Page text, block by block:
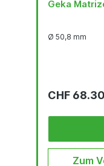
Geka
Ø 50,8 mm
CHF
Zum